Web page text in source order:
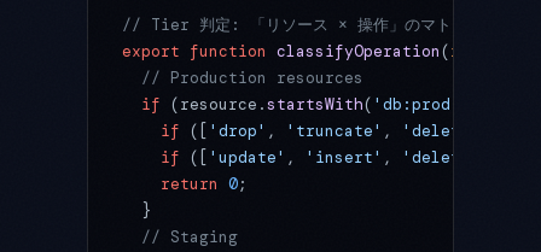
// Tier 判定: 「リソース × 操作」のマトリクスを単
export function classifyOperation(resource
  // Production resources
  if
(resource.startsWith( 'db:prod:'
    if
([ 'drop' , 'truncate' ,
'delete-
    if
([ 'update' , 'insert' , 'delete'
    return
0;
  }
  // Staging